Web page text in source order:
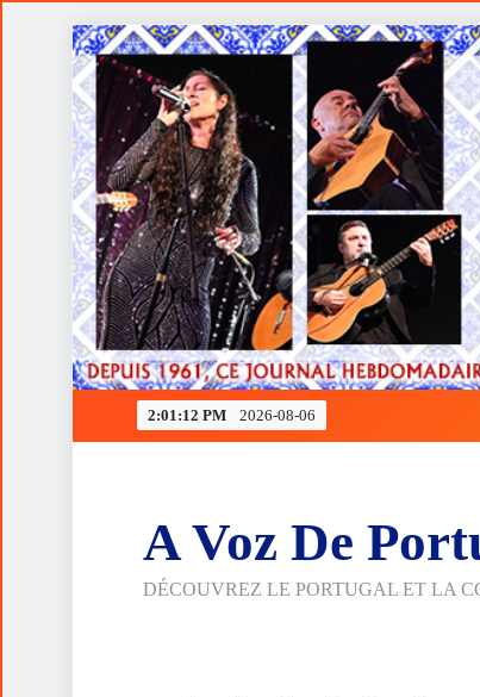
Skip
to
content
2:01:12 PM 2026-08-06
Ferrari rendida à estratégia de Verstappen
A Voz De
DÉCOUVREZ LE PORTUGAL ET LA